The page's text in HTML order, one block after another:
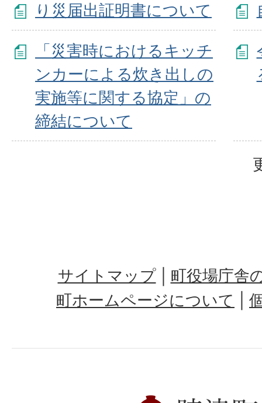
り災届出証明書について
「災害時におけるキッチ
ンカーによる炊き出しの
実施等に関する協定」の
締結について
サイトマップ
町役場庁舎
町ホームページについて